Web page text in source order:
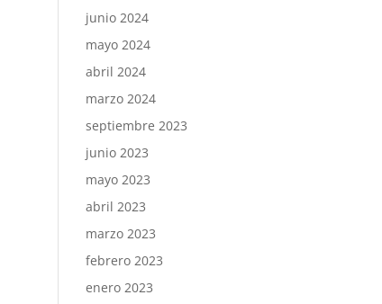
junio 2024
mayo 2024
abril 2024
marzo 2024
septiembre 2023
junio 2023
mayo 2023
abril 2023
marzo 2023
febrero 2023
enero 2023